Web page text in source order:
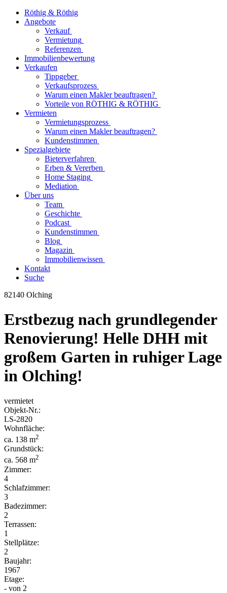
Röthig & Röthig
Angebote
Verkauf
Vermietung
Referenzen
Immobilienbewertung
Verkaufen
Tippgeber
Verkaufsprozess
Warum einen Makler beauftragen?
Vorteile von RÖTHIG & RÖTHIG
Vermieten
Vermietungsprozess
Warum einen Makler beauftragen?
Kundenstimmen
Spezialgebiete
Bieterverfahren
Erben & Vererben
Home Staging
Mediation
Über uns
Team
Geschichte
Podcast
Kundenstimmen
Blog
Magazin
Immobilienwissen
Kontakt
Suche
82140 Olching
Erstbezug nach grundlegender
Renovierung! Helle DHH mit
großem Garten in ruhiger Lage
in Olching!
vermietet
Objekt-Nr.:
LS-2820
Wohnfläche:
ca. 138 m2
Grundstück:
ca. 568 m2
Zimmer:
4
Schlafzimmer:
3
Badezimmer:
2
Terrassen:
1
Stellplätze:
2
Baujahr:
1967
Etage:
- von 2